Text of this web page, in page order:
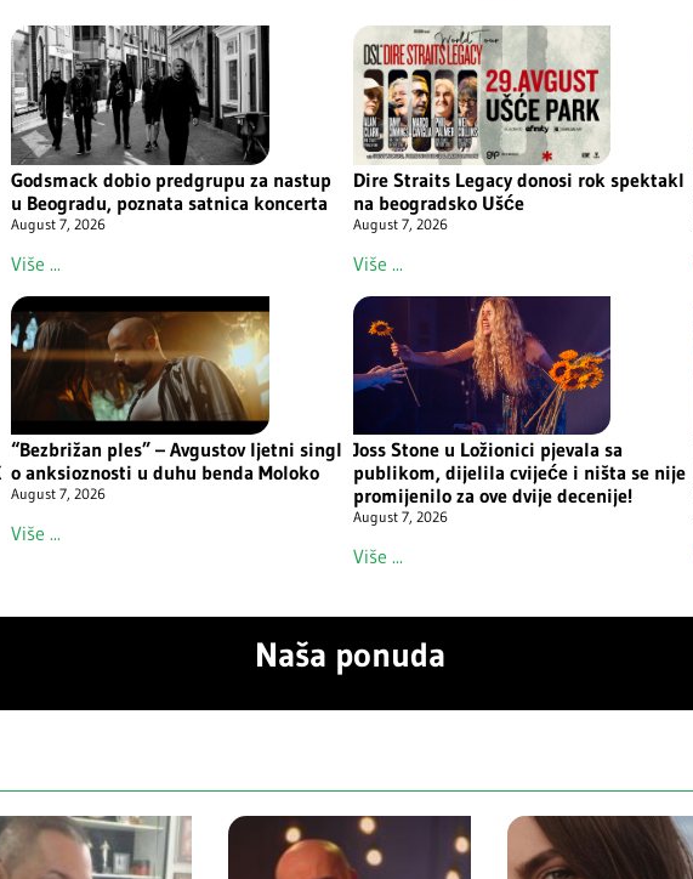
Godsmack dobio predgrupu za nastup
u Beogradu, poznata satnica koncerta
August 7, 2026
Više ...
Dire Straits Legacy donosi rok spektakl
na beogradsko Ušće
August 7, 2026
Više ...
“Bezbrižan ples” – Avgustov ljetni singl
o anksioznosti u duhu benda Moloko
August 7, 2026
Više ...
Joss Stone u Ložionici pjevala sa
publikom, dijelila cvijeće i ništa se nije
promijenilo za ove dvije decenije!
August 7, 2026
Više ...
Naša ponuda